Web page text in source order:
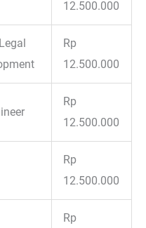
12.500.000
Rp
12.500.000
Rp
12.500.000
Rp
12.500.000
Rp